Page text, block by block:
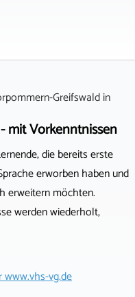
Greifswaldin
mit Vorkenntnissen
die bereits erste
erworben haben und
erweitern möchten.
werden wiederholt,
www.vhs-vg.de